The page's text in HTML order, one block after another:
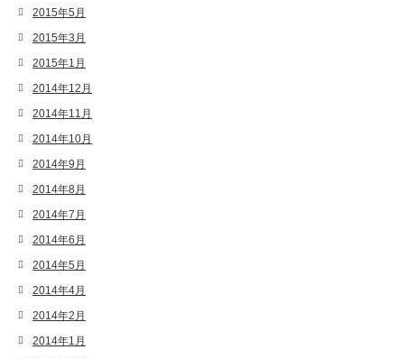
2015年5月
2015年3月
2015年1月
2014年12月
2014年11月
2014年10月
2014年9月
2014年8月
2014年7月
2014年6月
2014年5月
2014年4月
2014年2月
2014年1月